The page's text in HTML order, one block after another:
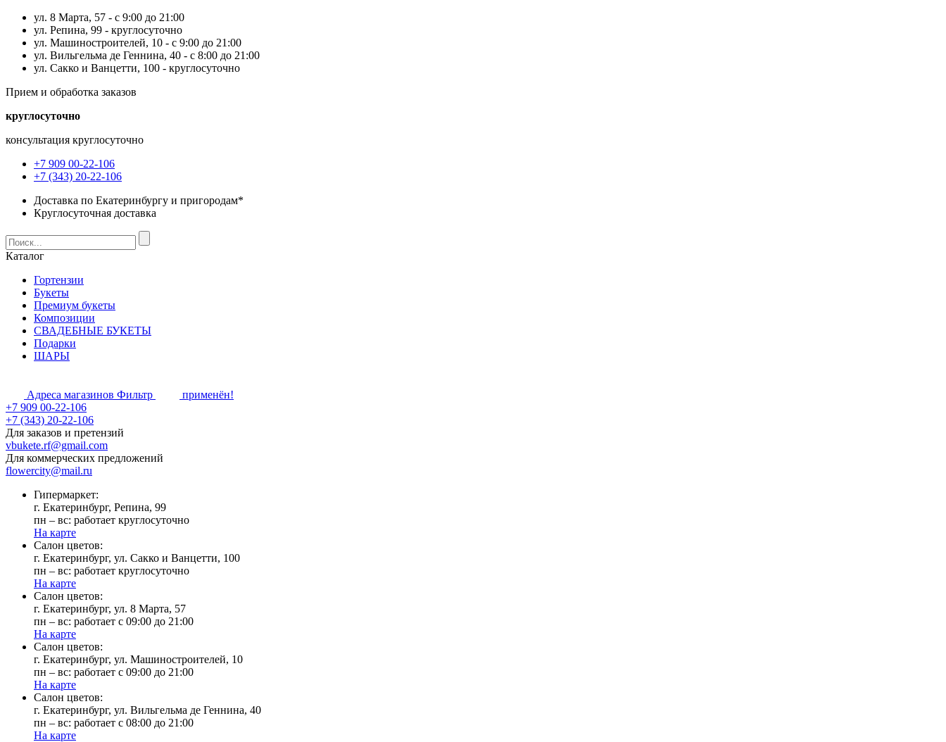
ул. 8 Марта, 57 - с 9:00 до 21:00
ул. Репина, 99 - круглосуточно
ул. Машиностроителей, 10 - с 9:00 до 21:00
ул. Вильгельма де Геннина, 40 - с 8:00 до 21:00
ул. Сакко и Ванцетти, 100 - круглосуточно
Прием и обработка заказов
круглосуточно
консультация круглосуточно
+7 909 00-22-106
+7 (343) 20-22-106
Доставка по Екатеринбургу и пригородам*
Круглосуточная доставка
Каталог
Гортензии
Букеты
Премиум букеты
Композиции
СВАДЕБНЫЕ БУКЕТЫ
Подарки
ШАРЫ
Адреса магазинов Фильтр
применён!
+7 909 00-22-106
+7 (343) 20-22-106
Для заказов и претензий
vbukete.rf@gmail.com
Для коммерческих предложений
flowercity@mail.ru
Гипермаркет:
г. Екатеринбург, Репина, 99
пн – вс: работает круглосуточно
На карте
Cалон цветов:
г. Екатеринбург, ул. Сакко и Ванцетти, 100
пн – вс: работает круглосуточно
На карте
Cалон цветов:
г. Екатеринбург, ул. 8 Марта, 57
пн – вс: работает с 09:00 до 21:00
На карте
Cалон цветов:
г. Екатеринбург, ул. Машиностроителей, 10
пн – вс: работает с 09:00 до 21:00
На карте
Cалон цветов:
г. Екатеринбург, ул. Вильгельма де Геннина, 40
пн – вс: работает с 08:00 до 21:00
На карте